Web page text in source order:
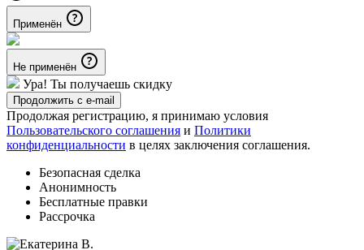
Применён
Не применён
Ура! Ты получаешь скидку
Продолжить с e-mail
Продолжая регистрацию, я принимаю условия
Пользовательского соглашения и Политики
конфиденциальности в целях заключения соглашения.
Безопасная сделка
Анонимность
Бесплатные правки
Рассрочка